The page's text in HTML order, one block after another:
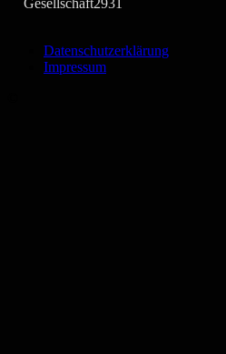
Datenschutzerklärung
Impressum